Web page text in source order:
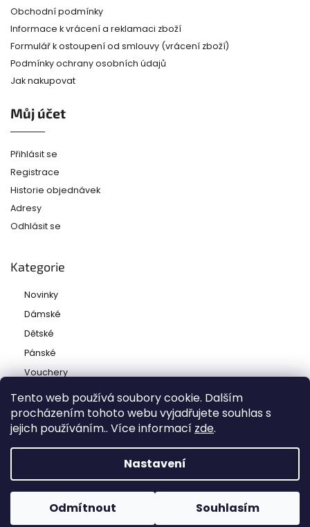
Tento web používá soubory cookie. Dalším
procházením tohoto webu vyjadřujete souhlas s
jejich používáním.. Více informací zde.
Nastavení
Odmítnout Souhlasím
Obchodní podmínky
Informace k vrácení a reklamaci zboží
Formulář k ostoupení od smlouvy (vrácení zboží)
Podmínky ochrany osobních údajů
Jak nakupovat
Můj účet
Přihlásit se
Registrace
Historie objednávek
Adresy
Odhlásit se
Kategorie
Novinky
Dámské
Dětské
Pánské
Vouchery
Vytvořil Shoptet
Copyright 2026Ladies and babies. Všechna práva